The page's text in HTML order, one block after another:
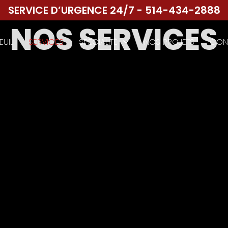
SERVICE D’URGENCE 24/7 - 514-434-2888
SERVICES SPÉCIALITÉ NOS PROJETS
NOS SERVICES